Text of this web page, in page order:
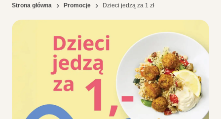
Strona główna Promocje Dzieci jedzą za 1 zł